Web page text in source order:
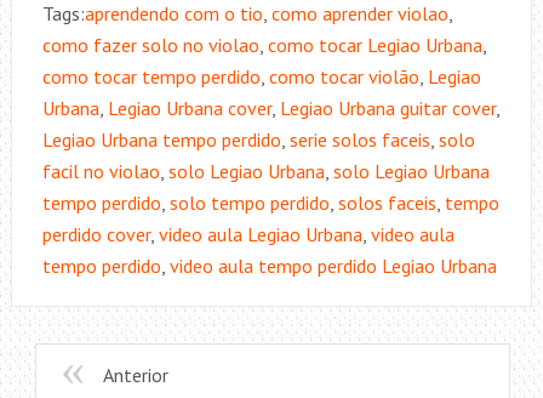
Tags:aprendendo com o tio, como aprender violao,
como fazer solo no violao, como tocar Legiao Urbana,
como tocar tempo perdido, como tocar violão, Legiao
Urbana, Legiao Urbana cover, Legiao Urbana guitar cover,
Legiao Urbana tempo perdido, serie solos faceis, solo
facil no violao, solo Legiao Urbana, solo Legiao Urbana
tempo perdido, solo tempo perdido, solos faceis, tempo
perdido cover, video aula Legiao Urbana, video aula
tempo perdido, video aula tempo perdido Legiao Urbana
Anterior